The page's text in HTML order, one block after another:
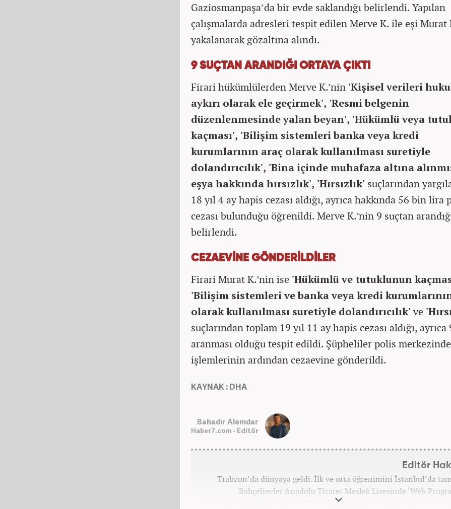
Gaziosmanpaşa’da bir evde saklandığı belirlendi. Yapılan
çalışmalarda adresleri tespit edilen Merve K. ile eşi Murat
yakalanarak gözaltına alındı.
9 SUÇTAN ARANDIĞI ORTAYA ÇIKTI
Firari hükümlülerden Merve K.’nin 'Kişisel verileri
aykırı olarak ele geçirmek', 'Resmi belgenin
düzenlenmesinde yalan beyan', 'Hükümlü veya
kaçması', 'Bilişim sistemleri banka veya kredi
kurumlarının araç olarak kullanılması suretiyle
dolandırıcılık', 'Bina içinde muhafaza altına
eşya hakkında hırsızlık', 'Hırsızlık' suçlarından
18 yıl 4 ay hapis cezası aldığı, ayrıca hakkında 56 bin lira
cezası bulunduğu öğrenildi. Merve K.’nin 9 suçtan
belirlendi.
CEZAEVİNE GÖNDERİLDİLER
Firari Murat K.’nin ise 'Hükümlü ve tutuklunun
'Bilişim sistemleri ve banka veya kredi
olarak kullanılması suretiyle dolandırıcılık've
suçlarından toplam 19 yıl 11 ay hapis cezası aldığı, ayrıca
aranması olduğu tespit edildi. Şüpheliler polis
işlemlerinin ardından cezaevine gönderildi.
KAYNAK : DHA
Bahadır Alemdar
Haber7.com - Editör
Editör
Trabzon’da dünyaya geldi. İlk ve orta öğrenimini İstanbul’da
Bahçelievler Anadolu Ticaret Meslek Lisesinde ‘Web
bölümünden mezun oldu. Yüksek öğrenimini, Atatürk